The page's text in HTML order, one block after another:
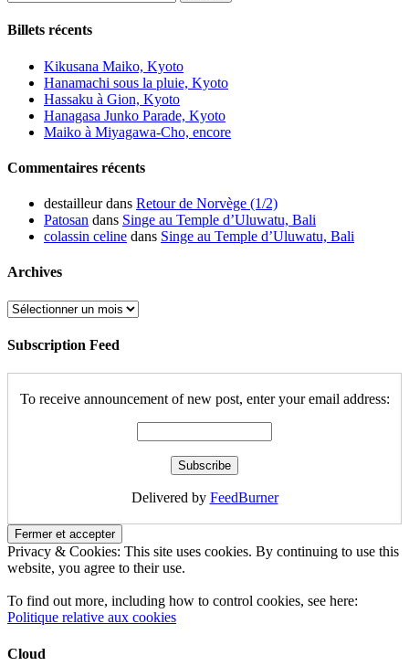
Billets récents
Kikusana Maiko, Kyoto
Hanamachi sous la pluie, Kyoto
Hassaku à Gion, Kyoto
Hanagasa Junko Parade, Kyoto
Maiko à Miyagawa-Cho, encore
Commentaires récents
destailleurdans Retour de Norvège (1/2)
Patosan dans Singe au Temple d’Uluwatu, Bali
colassin celine dans Singe au Temple d’Uluwatu, Bali
Archives
Archives
Subscription Feed
To receive announcement of new post, enter your email address:
Delivered by FeedBurner
Privacy & Cookies: This site uses cookies. By continuing to use this
website, you agree to their use.
To find out more, including how to control cookies, see here:
Politique relative aux cookies
Cloud